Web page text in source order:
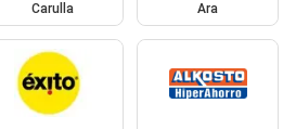
Carulla Ara